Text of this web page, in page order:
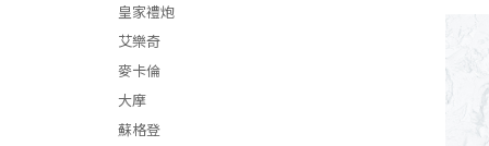
皇家禮炮
艾樂奇
麥卡倫
大摩
蘇格登